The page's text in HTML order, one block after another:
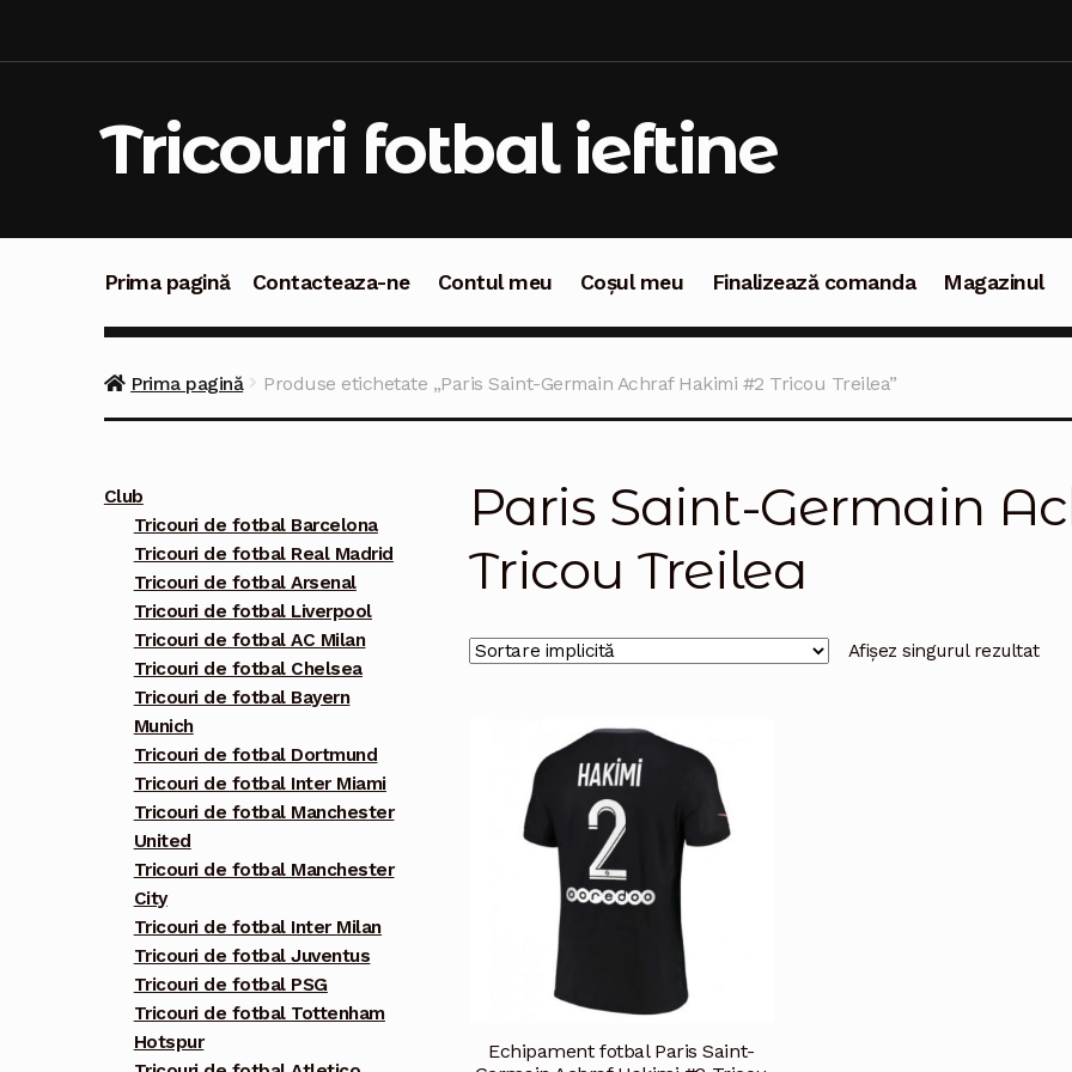
Tricouri fotbal ieftine
Prima pagină Contacteaza-ne Contul meu Coșul meu Finalizează comanda Magazinul
Prima pagină Produse etichetate „Paris Saint-Germain Achraf Hakimi #2 Tricou Treilea”
Paris Saint-Germain
Tricou Treilea
Afișez singurul rezultat
Echipament fotbal Paris Saint-
Club
Tricouri de fotbal Barcelona
Tricouri de fotbal Real Madrid
Tricouri de fotbal Arsenal
Tricouri de fotbal Liverpool
Tricouri de fotbal AC Milan
Tricouri de fotbal Chelsea
Tricouri de fotbal Bayern
Munich
Tricouri de fotbal Dortmund
Tricouri de fotbal Inter Miami
Tricouri de fotbal Manchester
United
Tricouri de fotbal Manchester
City
Tricouri de fotbal Inter Milan
Tricouri de fotbal Juventus
Tricouri de fotbal PSG
Tricouri de fotbal Tottenham
Hotspur